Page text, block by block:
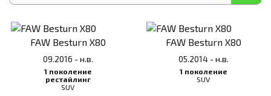
FAW Besturn X80
09.2016 - н.в.
1 поколение
рестайлинг
SUV
FAW Besturn X80
05.2014 - н.в.
1 поколение
SUV